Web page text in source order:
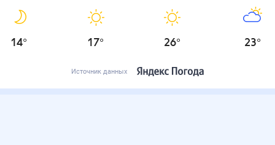
14° 17° 26° 23°
Источник данных